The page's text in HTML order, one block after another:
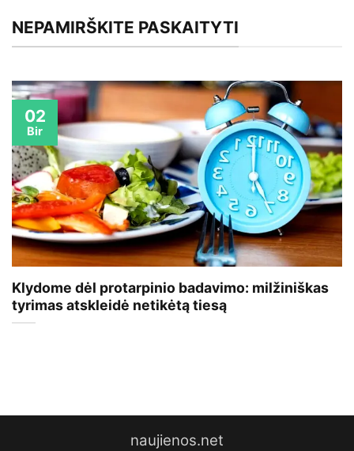
NEPAMIRŠKITE PASKAITYTI
Klydome dėl protarpinio badavimo: milžiniškas
tyrimas atskleidė netikėtą tiesą
02
Bir
naujienos.net